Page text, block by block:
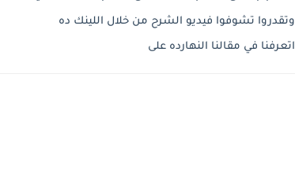
وتقدروا تشوفوا فيديو الشرح من خلال اللينك ده
اتعرفنا في مقالنا النهارده على